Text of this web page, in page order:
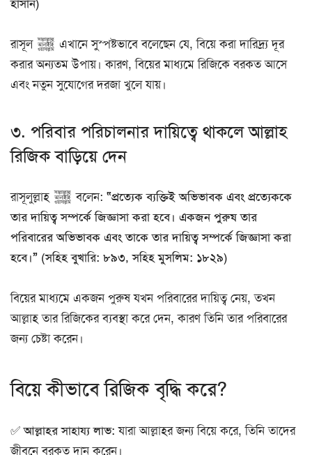
হাসান)
রাসূল ﷺ এখানে সুস্পষ্টভাবে বলেছেন যে, বিয়ে করা দারিদ্র্য দূর
করার অন্যতম উপায়। কারণ, বিয়ের মাধ্যমে রিজিকে বরকত আসে
এবং নতুন সুযোগের দরজা খুলে যায়।
৩. পরিবার পরিচালনার দায়িত্বে থাকলে আল্লাহ
রিজিক বাড়িয়ে দেন
রাসূলুল্লাহ ﷺ বলেন: “প্রত্যেক ব্যক্তিই অভিভাবক এবং প্রত্যেককে
তার দায়িত্ব সম্পর্কে জিজ্ঞাসা করা হবে। একজন পুরুষ তার
পরিবারের অভিভাবক এবং তাকে তার দায়িত্ব সম্পর্কে জিজ্ঞাসা করা
হবে।” (সহিহ বুখারি: ৮৯৩, সহিহ মুসলিম: ১৮২৯)
বিয়ের মাধ্যমে একজন পুরুষ যখন পরিবারের দায়িত্ব নেয়, তখন
আল্লাহ তার রিজিকের ব্যবস্থা করে দেন, কারণ তিনি তার পরিবারের
জন্য চেষ্টা করেন।
বিয়ে কীভাবে রিজিক বৃদ্ধি করে?
✅আল্লাহর সাহায্য লাভ: যারা আল্লাহর জন্য বিয়ে করে, তিনি তাদের
জীবনে বরকত দান করেন।